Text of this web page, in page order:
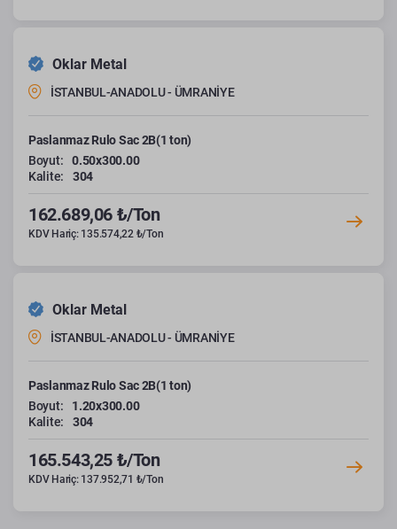
Oklar Metal
İSTANBUL-ANADOLU - ÜMRANİYE
Paslanmaz Rulo Sac 2B(1 ton)
Boyut:
0.50x300.00
Kalite:
304
162.689,06 ₺/Ton
KDV Hariç: 135.574,22 ₺/Ton
Oklar Metal
İSTANBUL-ANADOLU - ÜMRANİYE
Paslanmaz Rulo Sac 2B(1 ton)
Boyut:
1.20x300.00
Kalite:
304
165.543,25 ₺/Ton
KDV Hariç: 137.952,71 ₺/Ton